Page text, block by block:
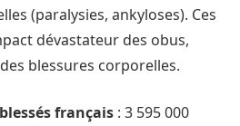
(paralysies, ankyloses). Ces
dévastateur des obus,
blessures corporelles.
français : 3 595 000